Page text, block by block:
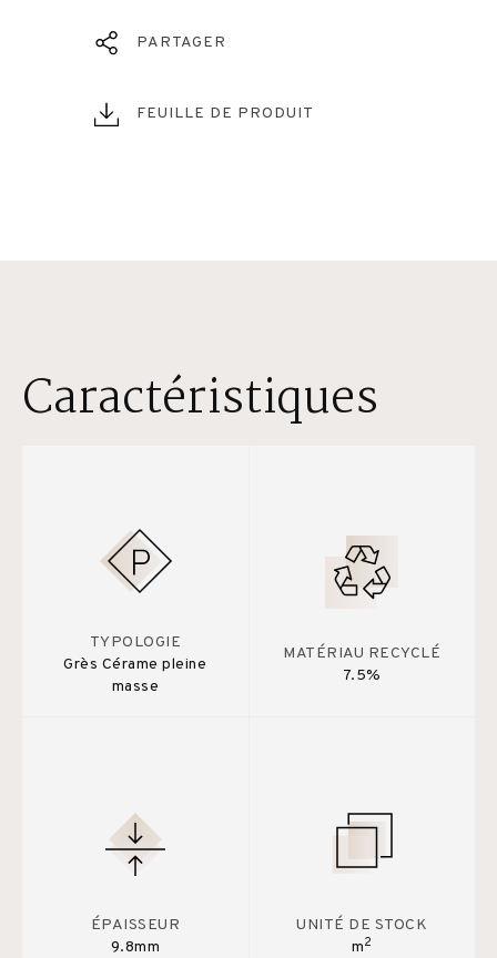
PARTAGER
FEUILLE DE PRODUIT
Caractéristiques
TYPOLOGIE
Grès Cérame pleine
masse
MATÉRIAU RECYCLÉ
7.5%
ÉPAISSEUR
9.8mm
UNITÉ DE STOCK
m2